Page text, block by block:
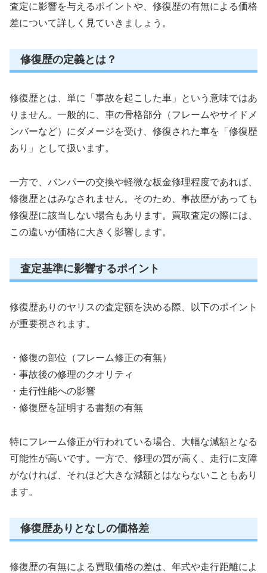
査定に影響を与えるポイントや、修復歴の有無による価格
差について詳しく見ていきましょう。
修復歴の定義とは？
修復歴とは、単に「事故を起こした車」という意味ではあ
りません。一般的に、車の骨格部分（フレームやサイドメ
ンバーなど）にダメージを受け、修復された車を「修復歴
あり」として扱います。
一方で、バンパーの交換や軽微な板金修理程度であれば、
修復歴とはみなされません。そのため、事故歴があっても
修復歴に該当しない場合もあります。買取査定の際には、
この違いが価格に大きく影響します。
査定基準に影響するポイント
修復歴ありのヤリスの査定額を決める際、以下のポイント
が重要視されます。
・修復の部位（フレーム修正の有無）
・事故後の修理のクオリティ
・走行性能への影響
・修復歴を証明する書類の有無
特にフレーム修正が行われている場合、大幅な減額となる
可能性が高いです。一方で、修理の質が高く、走行に支障
がなければ、それほど大きな減額とはならないこともあり
ます。
修復歴ありとなしの価格差
修復歴の有無による買取価格の差は、年式や走行距離によ